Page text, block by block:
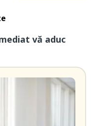
vă aduc